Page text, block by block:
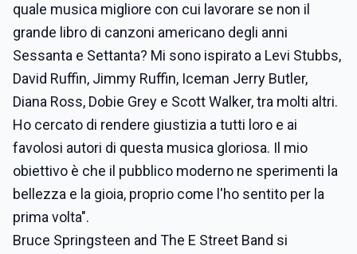
quale musica migliore con cui lavorare se non il
grande libro di canzoni americano degli anni
Sessanta e Settanta? Mi sono ispirato a Levi Stubbs,
David Ruffin, Jimmy Ruffin, Iceman Jerry Butler,
Diana Ross, Dobie Grey e Scott Walker, tra molti altri.
Ho cercato di rendere giustizia a tutti loro e ai
favolosi autori di questa musica gloriosa. Il mio
obiettivo è che il pubblico moderno ne sperimenti la
bellezza e la gioia, proprio come l'ho sentito per la
prima volta".
Bruce Springsteen and The E Street Band si